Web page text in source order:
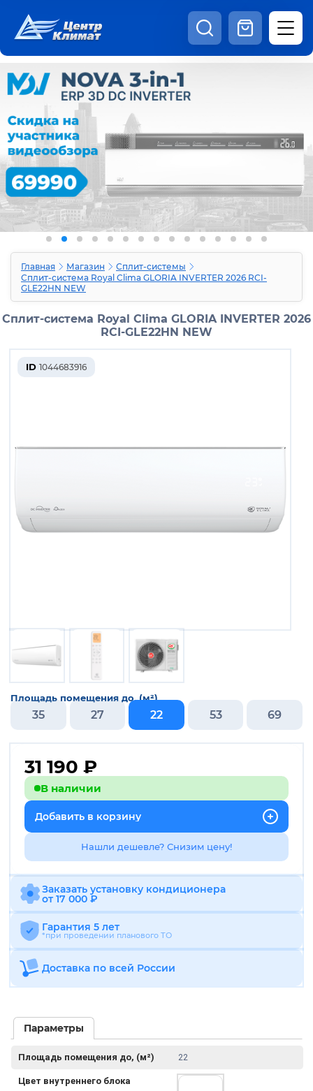
Каталог
Статьи
Наши работы Отзывы
Доставка и оплата Оферта
Контакты
8:00 - 20:00 Шоурум
Главная Магазин
Сплит-системы
Сплит-система Royal Clima GLORIA INVERTER 2026 RCI-
GLE22HN NEW
Сплит-система Royal Clima GLORIA INVERTER 2026
RCI-GLE22HN NEW
ID 1044683916
Площадь помещения до, (м²)
35 27 22 53 69
31 190 ₽
В наличии
Добавить в корзину
Нашли дешевле? Снизим цену!
Заказать установку кондиционера
от 17 000 ₽
Гарантия 5 лет
*при проведении планового ТО
Доставка по всей России
Параметры
Площадь помещения до, (м²) 22
Цвет внутреннего блока